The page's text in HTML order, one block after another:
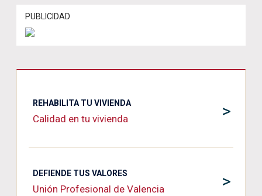
PUBLICIDAD
>
REHABILITA TU VIVIENDA
Calidad en tu vivienda
>
DEFIENDE TUS VALORES
Unión Profesional de Valencia